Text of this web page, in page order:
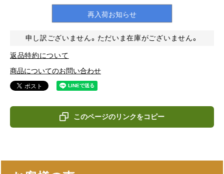
再入荷お知らせ
申し訳ございません。ただいま在庫がございません。
返品特約について
商品についてのお問い合わせ
このページのリンクをコピー